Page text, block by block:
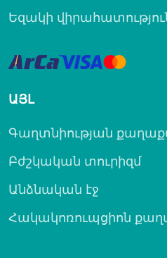
Եզակի
ԱՅԼ
Գաղտնիության
Բժշկական տուրիզմ
Անձնական էջ
Հակակոռուպցիոն